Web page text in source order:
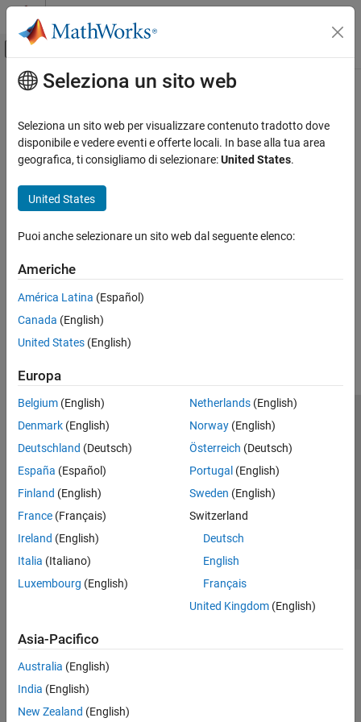
Vai al contenuto
Attiva/disattiva menu di navigazione
Pagina iniziale della documentazione
Contenuto principale
Seleziona un sito web
Seleziona un sito web per visualizzare contenuto tradotto dove
disponibile e vedere eventi e offerte locali. In base alla tua area
geografica, ti consigliamo di selezionare:United States.
United States
Puoi anche selezionare un sito web dal seguente elenco:
Americhe
América Latina (Español)
Canada (English)
United States (English)
Europa
Belgium (English)
Denmark (English)
Deutschland (Deutsch)
España (Español)
Finland (English)
France (Français)
Ireland (English)
Italia (Italiano)
Luxembourg (English)
Netherlands(English)
Norway(English)
Österreich (Deutsch)
Portugal (English)
Sweden (English)
Switzerland
Deutsch
English
Français
United Kingdom(English)
Asia-Pacifico
Australia (English)
India (English)
New Zealand (English)
Centro di fiducia
Informativa sulla privacy
Antipirateria
Stato dell'applicazione
Contatti
© 1994-2026 The MathWorks, Inc.